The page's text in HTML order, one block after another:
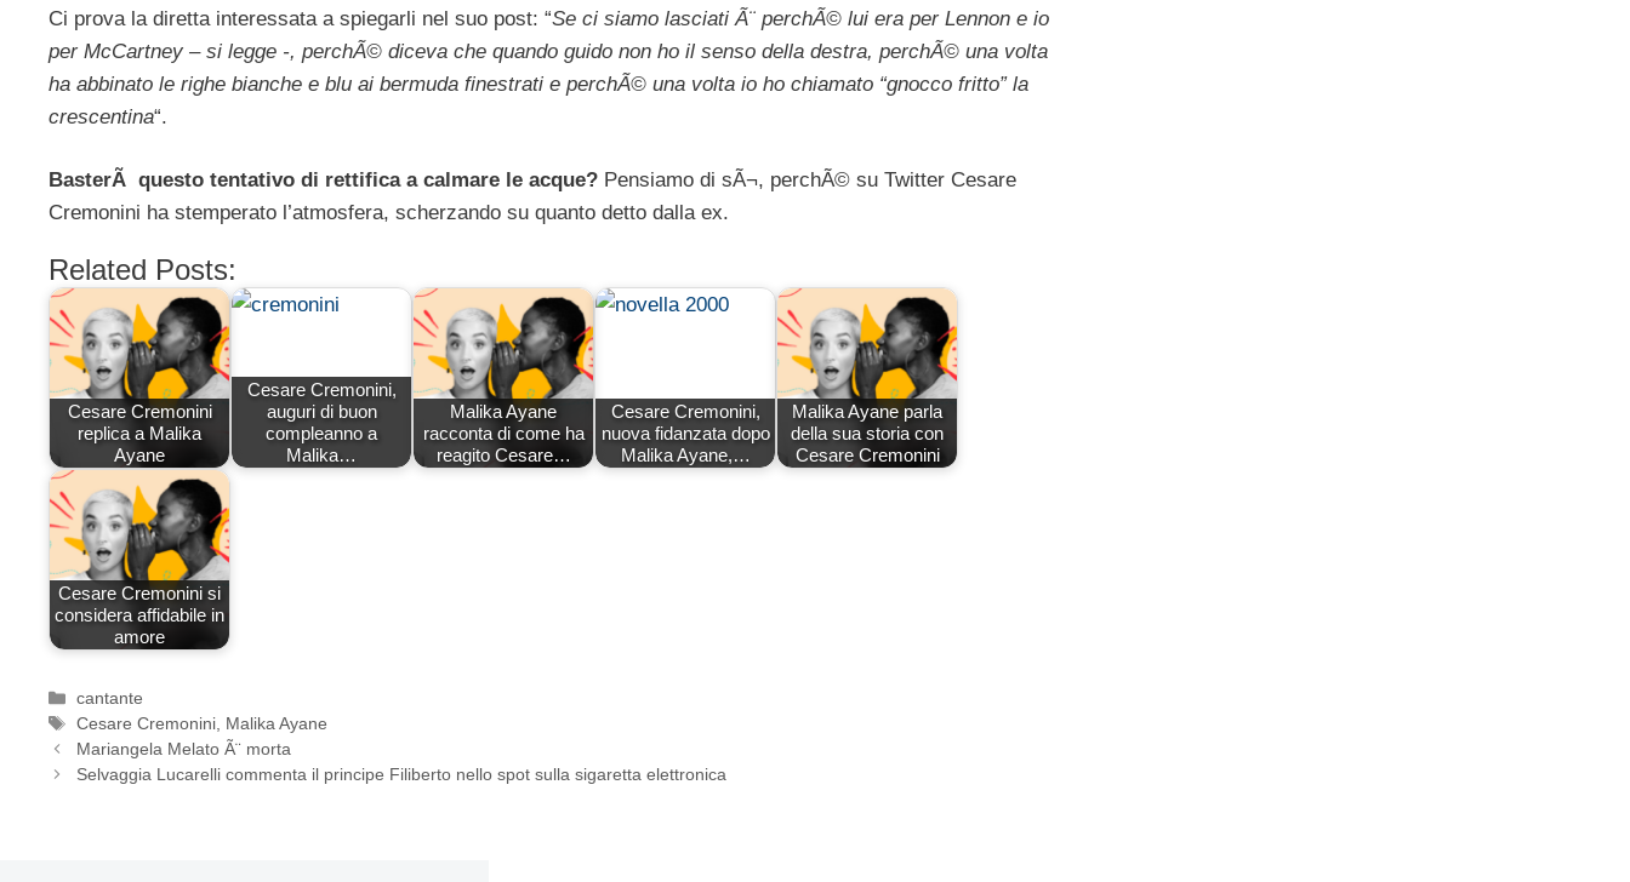
Ci prova la diretta interessata a spiegarli nel suo post: “Se ci siamo lasciati Ã¨ perchÃ© lui era per Lennon e io
per McCartney – si legge -, perchÃ© diceva che quando guido non ho il senso della destra, perchÃ© una volta
ha abbinato le righe bianche e blu ai bermuda finestrati e perchÃ© una volta io ho chiamato “gnocco fritto” la
crescentina“.
BasterÃ questo tentativo di rettifica a calmare le acque? Pensiamo di sÃ¬, perchÃ© su Twitter Cesare
Cremonini ha stemperato l’atmosfera, scherzando su quanto detto dalla ex.
Related Posts:
Cesare Cremonini
replica a Malika
Ayane
Cesare Cremonini,
auguri di buon
compleanno a
Malika…
Malika Ayane
racconta di come ha
reagito Cesare…
Cesare Cremonini,
nuova fidanzata dopo
Malika Ayane,…
Malika Ayane parla
della sua storia con
Cesare Cremonini
Cesare Cremonini si
considera affidabile in
amore
Categorie
cantante
Tag
Cesare Cremonini, Malika Ayane
Mariangela Melato Ã¨ morta
Selvaggia Lucarelli commenta il principe Filiberto nello spot sulla sigaretta elettronica